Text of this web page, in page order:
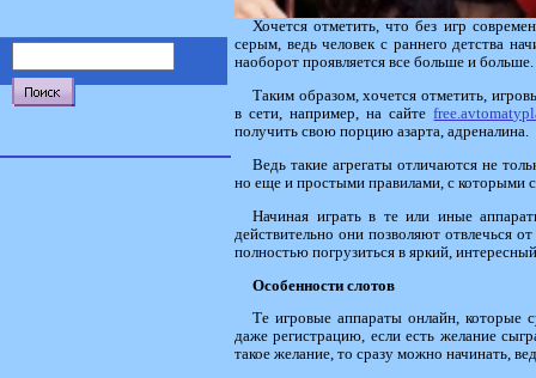
Хочется отметить, что без игр
серым, ведь человек с раннего детства
наоборот проявляется все больше и больше.
Таким образом, хочется отметить,
в сети, например, на сайте
получить свою порцию азарта, адреналина.
Ведь такие агрегаты отличаются не
но еще и простыми правилами, с которыми
Начиная играть в те или иные
действительно они позволяют отвлечься
полностью погрузиться в яркий,
Особенности слотов
Те игровые аппараты онлайн, которые
даже регистрацию, если есть желание
такое желание, то сразу можно начинать,